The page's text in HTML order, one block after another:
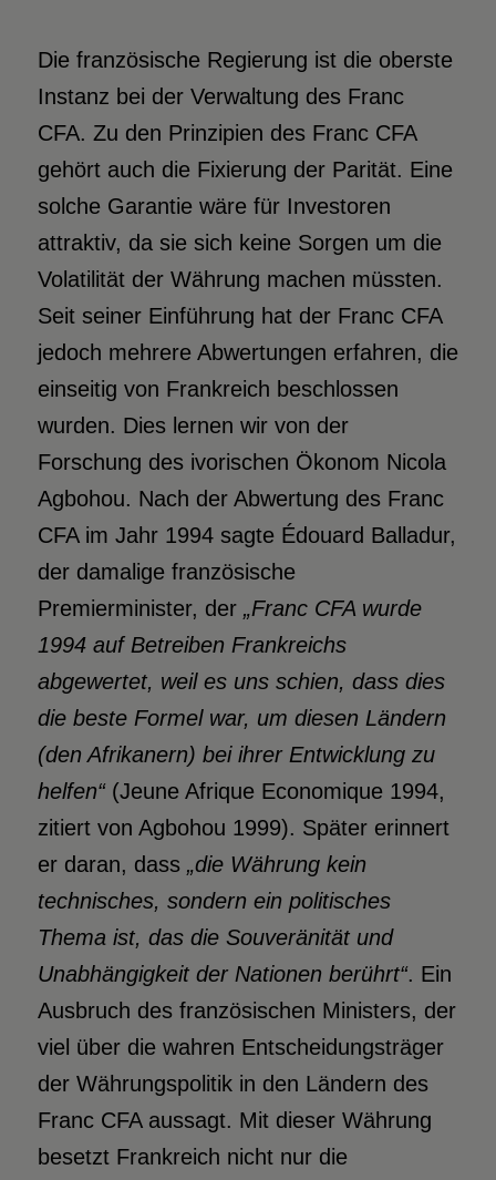
Die französische Regierung ist die oberste
Instanz bei der Verwaltung des Franc
CFA. Zu den Prinzipien des Franc CFA
gehört auch die Fixierung der Parität. Eine
solche Garantie wäre für Investoren
attraktiv, da sie sich keine Sorgen um die
Volatilität der Währung machen müssten.
Seit seiner Einführung hat der Franc CFA
jedoch mehrere Abwertungen erfahren, die
einseitig von Frankreich beschlossen
wurden. Dies lernen wir von der
Forschung des ivorischen Ökonom Nicola
Agbohou. Nach der Abwertung des Franc
CFA im Jahr 1994 sagte Édouard Balladur,
der damalige französische
Premierminister, der „Franc CFA wurde
1994 auf Betreiben Frankreichs
abgewertet, weil es uns schien, dass dies
die beste Formel war, um diesen Ländern
(den Afrikanern) bei ihrer Entwicklung zu
helfen“(Jeune Afrique Economique 1994,
zitiert von Agbohou 1999). Später erinnert
er daran, dass „die Währung kein
technisches, sondern ein politisches
Thema ist, das die Souveränität und
Unabhängigkeit der Nationen berührt“. Ein
Ausbruch des französischen Ministers, der
viel über die wahren Entscheidungsträger
der Währungspolitik in den Ländern des
Franc CFA aussagt. Mit dieser Währung
besetzt Frankreich nicht nur die